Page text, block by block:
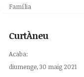
Família
CurtÀneu
Acaba:
diumenge, 30 maig 2021